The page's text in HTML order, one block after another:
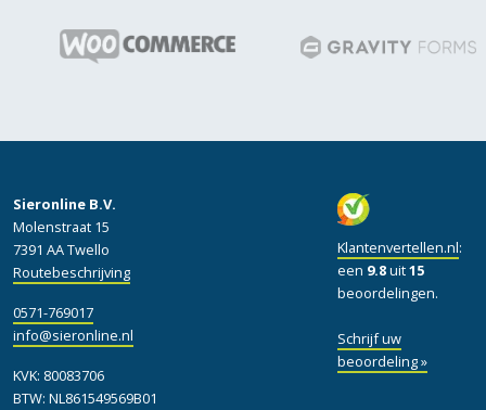
Klantenvertellen.nl:
een 9.8uit15
beoordelingen.
Schrijf uw
beoordeling »
Sieronline B.V.
Molenstraat 15
7391 AA Twello
Routebeschrijving
0571-769017
info@sieronline.nl
KVK: 80083706
BTW: NL861549569B01